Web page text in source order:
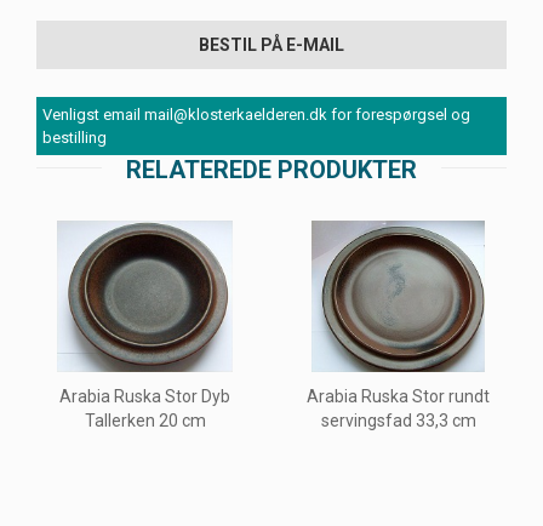
BESTIL PÅ E-MAIL
Venligst email mail@klosterkaelderen.dk for forespørgsel og
bestilling
RELATEREDE PRODUKTER
Arabia Ruska Stor Dyb
Tallerken 20 cm
Arabia Ruska Stor rundt
servingsfad 33,3 cm